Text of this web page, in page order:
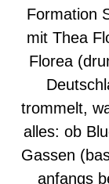
Formation
mit Thea
Florea
trommelt,
alles: ob
Gassen
anfangs